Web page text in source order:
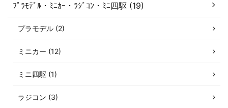
ﾌﾟﾗﾓﾃﾞﾙ・ﾐﾆｶｰ・ﾗｼﾞｺﾝ・ﾐﾆ四駆 (19)
プラモデル (2)
ミニカー (12)
ミニ四駆 (1)
ラジコン (3)